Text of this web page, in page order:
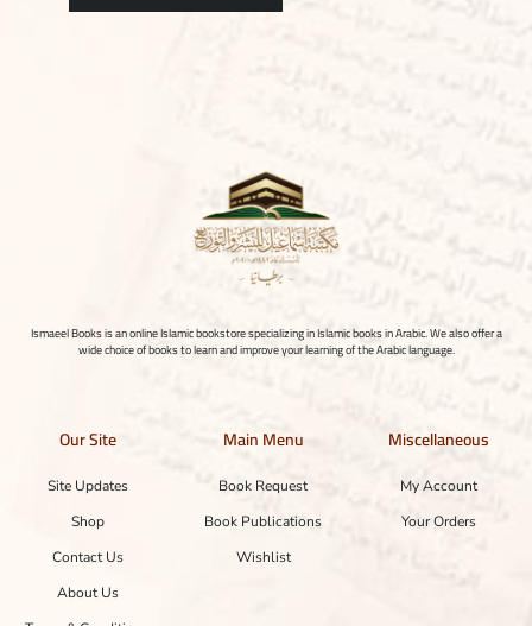
Ismaeel Books is an online Islamic bookstore specializing in Islamic books in Arabic. We also offer a
wide choice of books to learn and improve your learning of the Arabic language.
Our Site
Site Updates
Shop
Contact Us
About Us
Main Menu
Book Request
Book Publications
Wishlist
Miscellaneous
My Account
Your Orders